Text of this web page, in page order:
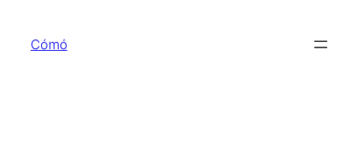
content
Cómó